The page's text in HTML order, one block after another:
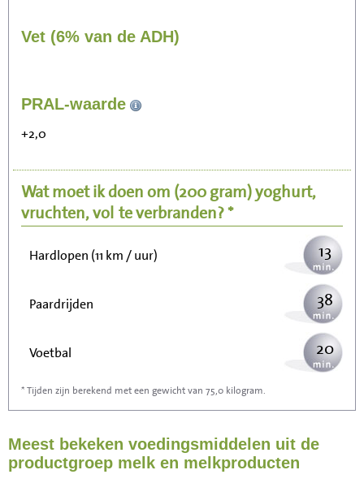
Vet (6% van de ADH)
PRAL-waarde
+2,0
Wat moet ik doen om (200 gram)yoghurt,
vruchten, vol te verbranden? *
Zitten, tv kijken
Wandelen (5 km/uur)
Hardlopen (11 km / uur) 13
Paardrijden 38
Voetbal 20
Stofzuigen
Strijken 67
* Tijden zijn berekend met een gewicht van 75,0 kilogram.
Meest bekeken voedingsmiddelen uit de
productgroep melk en melkproducten